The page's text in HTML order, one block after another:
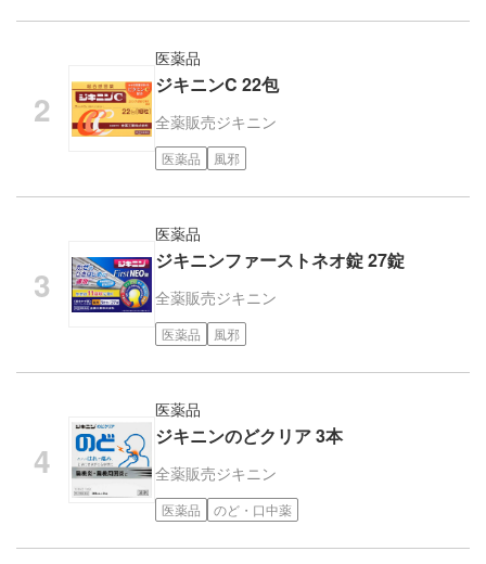
医薬品
ジキニンC 22包
全薬販売ジキニン
医薬品 風邪
医薬品
ジキニンファーストネオ錠 27錠
全薬販売ジキニン
医薬品 風邪
医薬品
ジキニンのどクリア 3本
全薬販売ジキニン
医薬品 のど・口中薬